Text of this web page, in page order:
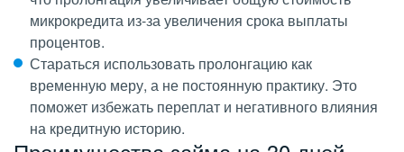
микрокредита из-за увеличения срока выплаты
процентов.
Стараться использовать пролонгацию как
временную меру, а не постоянную практику. Это
поможет избежать переплат и негативного влияния
на кредитную историю.